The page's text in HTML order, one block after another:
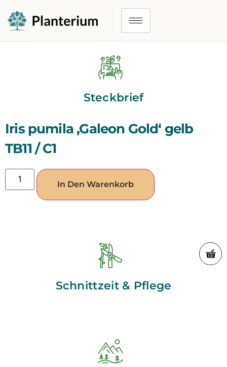
Steckbrief
Iris pumila ‚Galeon Gold‘ gelb
TB11 / C1
In Den Warenkorb
Schnittzeit & Pflege